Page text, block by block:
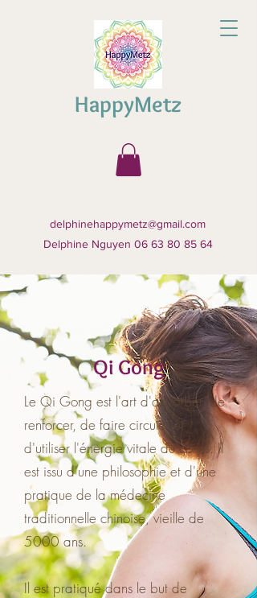
HappyMetz
delphinehappymetz@gmail.com
Delphine Nguyen 06 63 80 85 64
Qi Gong
Le Qi Gong est l'art d'absorber, de
renforcer, de faire circuler et
d'utiliser l'énergie vitale du corps. Il
est issu d'une philosophie et d'une
pratique de la médecine
traditionnelle chinoise, vieille de
5000 ans.
Il est pratiqué dans le but de